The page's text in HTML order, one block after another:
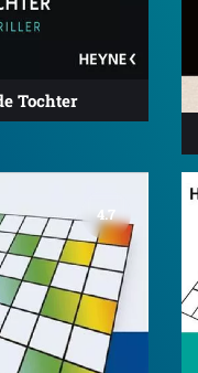
Tochter
4.7